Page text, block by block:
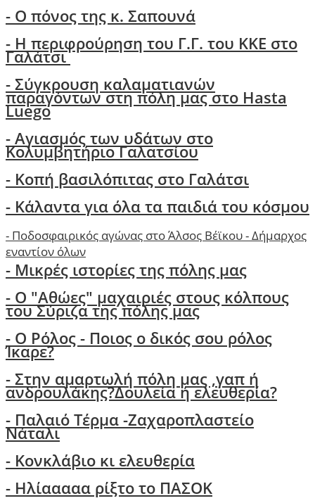
- Ο πόνος της κ. Σαπουνά
- H περιφρούρηση του Γ.Γ. του ΚΚΕ στο
Γαλάτσι
-Σύγκρουση καλαματιανών
παραγόντων στη πόλη μας στο Hasta
Luego
- Αγιασμός των υδάτων στο
Κολυμβητήριο Γαλατσίου
- Κοπή βασιλόπιτας στο Γαλάτσι
- Κάλαντα για όλα τα παιδιά του κόσμου
- Ποδοσφαιρικός αγώνας στο Άλσος Βέϊκου - Δήμαρχος
εναντίον όλων
- Μικρές ιστορίες της πόλης μας
- Ο "Αθώες" μαχαιριές στους κόλπους
του Σύριζα της πόλης μας
- Ο Ρόλος - Ποιος ο δικός σου ρόλος
Ίκαρε?
- Στην αμαρτωλή πόλη μας ,γαπ ή
ανδρουλάκης?Δουλεία ή ελευθερία?
- Παλαιό Τέρμα -Ζαχαροπλαστείο
Νάταλι
- Κονκλάβιο κι ελευθερία
- Ηλίααααα ρίξτο το ΠΑΣΟΚ